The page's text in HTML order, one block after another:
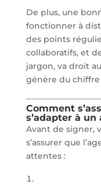
De plus, une
fonctionner à
des points
collaboratifs, et
jargon, va droit
génère du chiffre
Comment
s’adapter à un
Avant de signer,
s’assurer que
attentes :